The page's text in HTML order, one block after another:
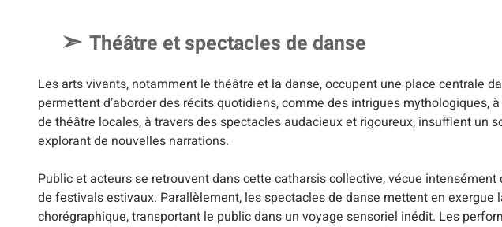
Théâtre et spectacles de danse
Les arts vivants, notamment le théâtre et la danse, occupent une place centrale
permettent d’aborder des récits quotidiens, comme des intrigues mythologiques,
de théâtre locales, à travers des spectacles audacieux et rigoureux, insufflent un
explorant de nouvelles narrations.
Public et acteurs se retrouvent dans cette catharsis collective, vécue
de festivals estivaux. Parallèlement, les spectacles de danse mettent en
chorégraphique, transportant le public dans un voyage sensoriel inédit. Les